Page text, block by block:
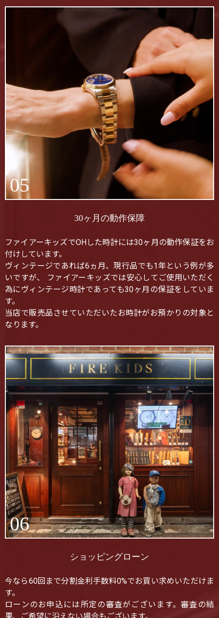
05
30ヶ月の動作保障
ファイアーキッズでOHした時計には30ヶ月の動作保証をお
付けしています。
ヴィンテージであれば6ヵ月、現行品でも1年という例が多
いですが、 ファイアーキッズでは安心してご使用いただく
為にヴィンテージ時計であっても30ヶ月の保証をしていま
す。
当店で販売品させていただいたお時計がお預かりの対象と
なります。
06
ショッピングローン
今なら60回まで分割金利手数料0%でお買い求めいただけま
す。
ローンのお申込には所定の審査がございます。審査の結